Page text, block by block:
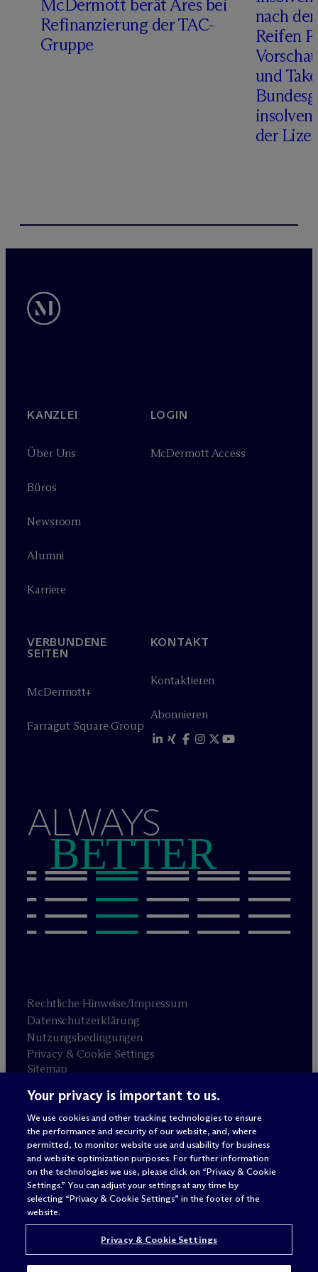
McDermott berät Ares bei
Refinanzierung der TAC-
Gruppe
nach
Reifen
und
der
KANZLEI
Über Uns
Büros
Newsroom
Alumni
Karriere
LOGIN
McDermott Access
VERBUNDENE
SEITEN
McDermott+
Farragut Square Group
KONTAKT
Kontaktieren
Abonnieren
ALWAYS
BETTER
Rechtliche Hinweise/Impressum
Datenschutzerklärung
Nutzungsbedingungen
Privacy & Cookie Settings
Sitemap
Anwaltswerbung © 2026 M Dermott Will & Schulte
Your privacy is important to us.
We use cookies and other tracking technologies to ensure
the performance and security of our website, and, where
permitted, to monitor website use and usability for business
and website optimization purposes. For further information
on the technologies we use, please click on “Privacy & Cookie
Settings.” You can adjust your settings at any time by
selecting “Privacy & Cookie Settings” in the footer of the
website.
Privacy & Cookie Settings